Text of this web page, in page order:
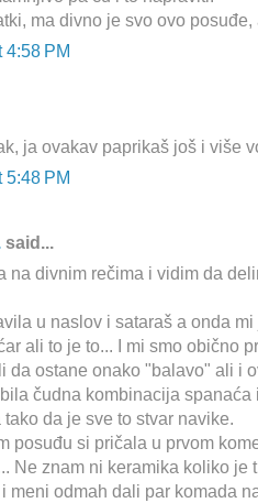
ma divno je svo ovo
4:58 PM
ja ovakav paprikaš još i više
5:48 PM
said...
na divnim rečima i vidim da
u naslov i sataraš a onda
ali to je to... I mi smo obično
da ostane onako "balavo" ali i
čudna kombinacija spanaća
da je sve to stvar navike.
posuđu si pričala u prvom
Ne znam ni keramika koliko je
meni odmah dali par komada